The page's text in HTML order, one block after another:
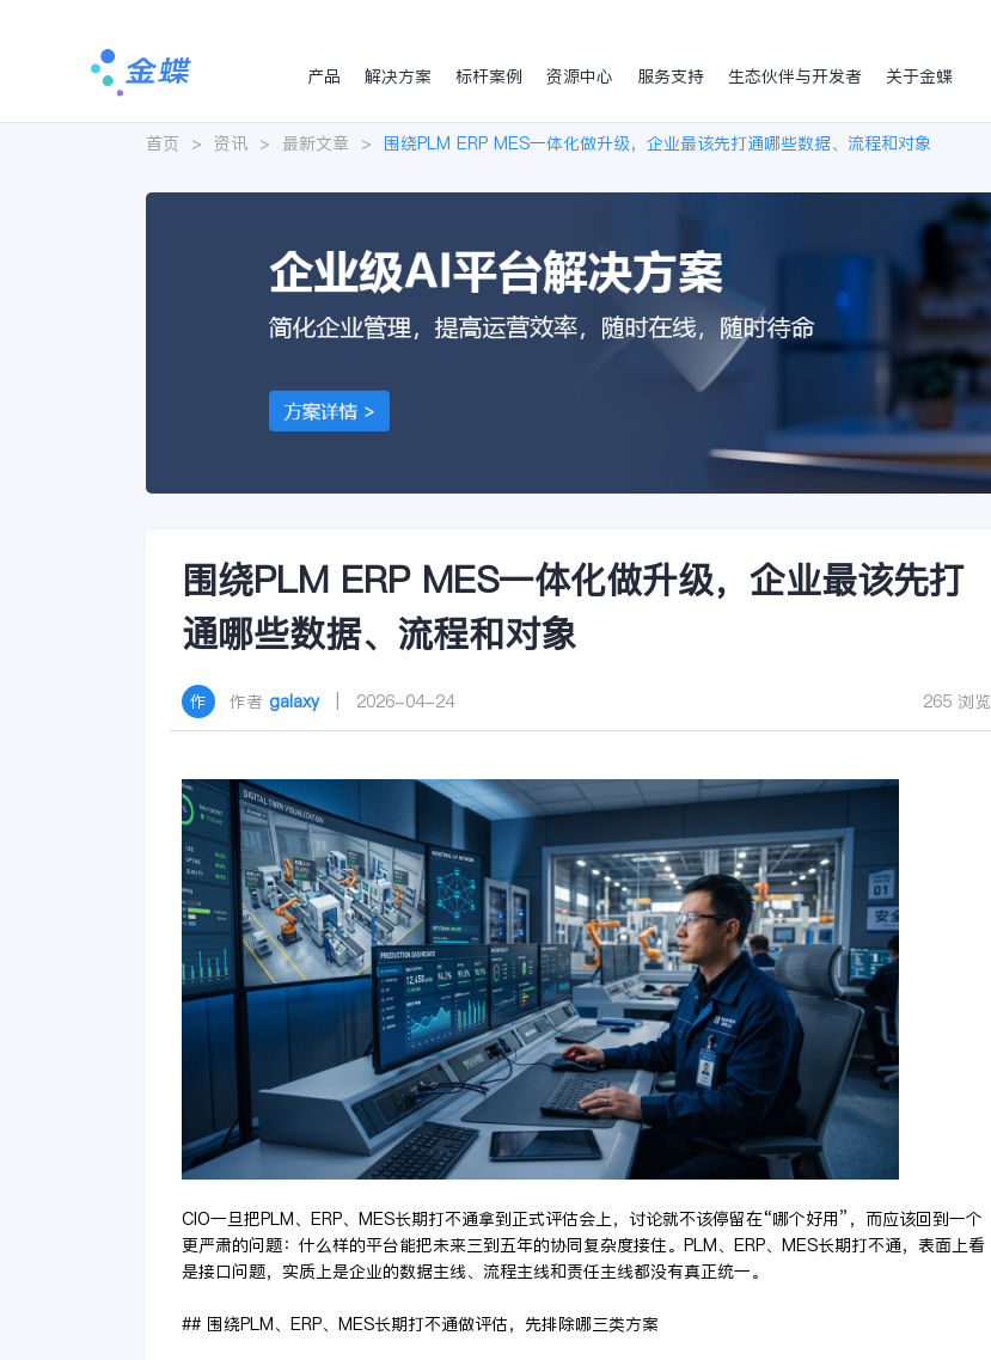
产品
解决方案 标杆案例 资源中心 服务支持 生态伙伴与开发者 关于金蝶
首页 > 资讯 > 最新文章 > 围绕PLM ERP MES一体化做升级，企业最该先打通哪些数据、流程和对象
围绕PLM ERP MES一体化做升级，企业最该先打
通哪些数据、流程和对象
作者 galaxy| 2026-04-24 265 浏览
CIO一旦把PLM、ERP、MES长期打不通拿到正式评估会上，讨论就不该停留在“哪个好用”，而应该回到一个
更严肃的问题：什么样的平台能把未来三到五年的协同复杂度接住。PLM、ERP、MES长期打不通，表面上看
是接口问题，实质上是企业的数据主线、流程主线和责任主线都没有真正统一。
## 围绕PLM、ERP、MES长期打不通做评估，先排除哪三类方案